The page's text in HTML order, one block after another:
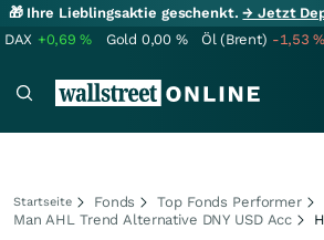
🎁 Ihre Lieblingsaktie geschenkt.→ Jetzt
DAX +0,69% Gold 0,00 % Öl (Brent) -1,53%
Startseite Fonds
Top Fonds Performer
Man AHL Trend Alternative DNY USD Acc